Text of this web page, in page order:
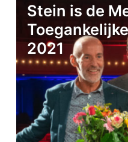
Stein is de
2021